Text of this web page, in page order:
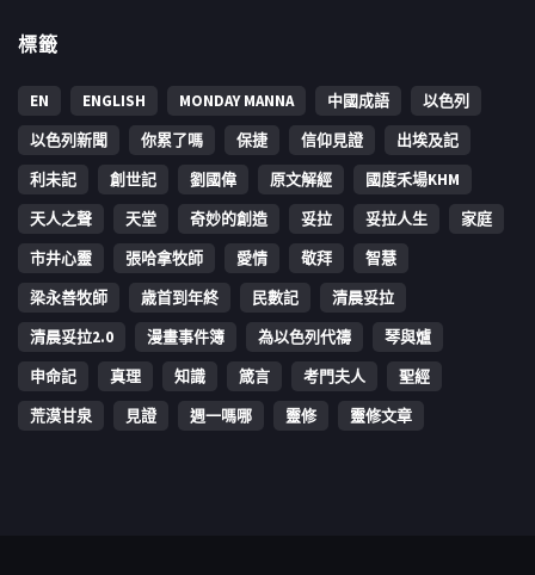
標籤
EN ENGLISH MONDAY MANNA 中國成語
以色列
以色列新聞
你累了嗎 保捷 信仰見證
出埃及記
利未記
創世記 劉國偉 原文解經
國度禾場KHM
天人之聲
天堂 奇妙的創造 妥拉 妥拉人生
家庭
市井心靈
張哈拿牧師 愛情 敬拜
智慧
梁永善牧師
歳首到年終 民數記
清晨妥拉
清晨妥拉2.0
漫畫事件簿 為以色列代禱
琴與爐
申命記
真理 知識 箴言 考門夫人
聖經
荒漠甘泉
見證 週一嗎哪 靈修 靈修文章